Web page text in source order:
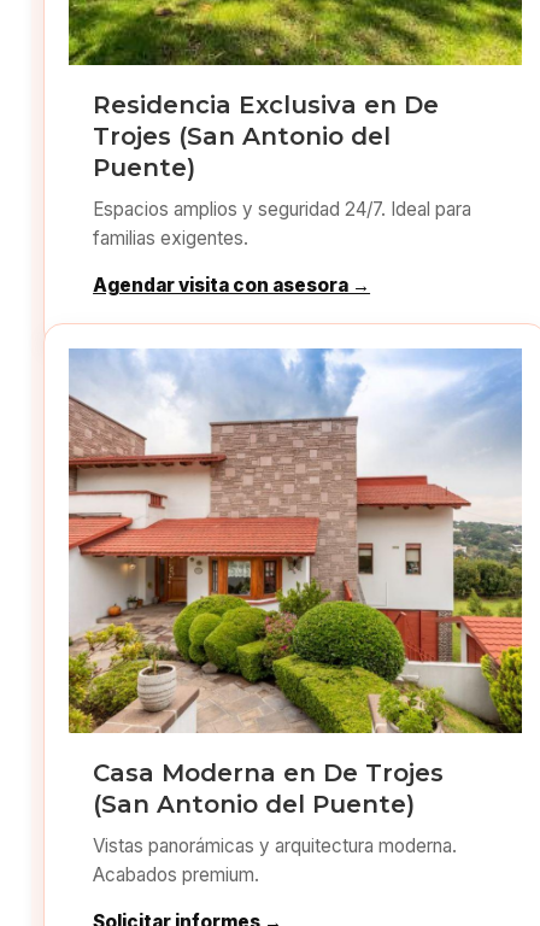
Residencia Exclusiva en De
Trojes (San Antonio del
Puente)
Espacios amplios y seguridad 24/7. Ideal para
familias exigentes.
Agendar visita con asesora →
Casa Moderna en De Trojes
(San Antonio del Puente)
Vistas panorámicas y arquitectura moderna.
Acabados premium.